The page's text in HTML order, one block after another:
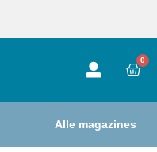
0
Alle magazines